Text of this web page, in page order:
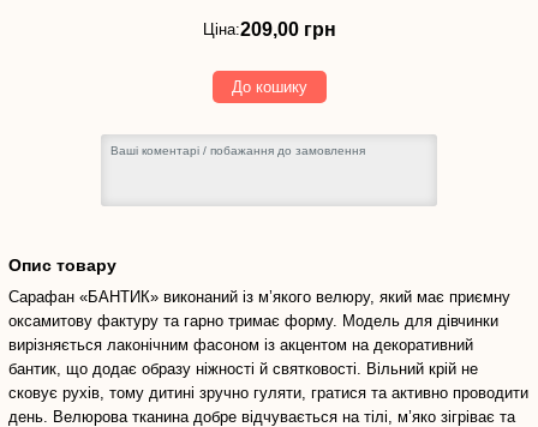
-
грн
Ціна:209,00 грн
До кошику
Опис товару
Сарафан «БАНТИК» виконаний із м’якого велюру, який має приємну
оксамитову фактуру та гарно тримає форму. Модель для дівчинки
вирізняється лаконічним фасоном із акцентом на декоративний
бантик, що додає образу ніжності й святковості. Вільний крій не
сковує рухів, тому дитині зручно гуляти, гратися та активно проводити
день. Велюрова тканина добре відчувається на тілі, м’яко зігріває та